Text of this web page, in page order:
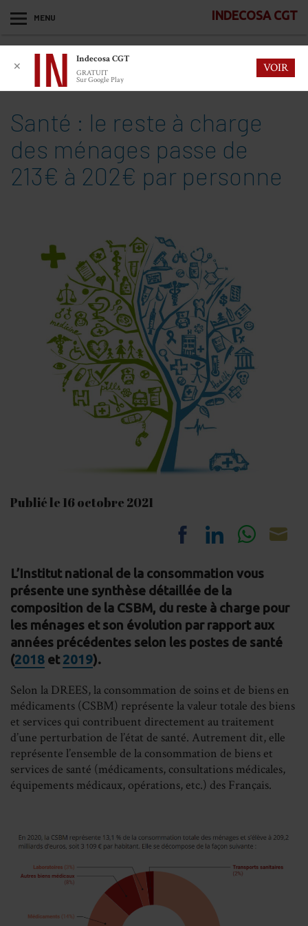
MENU INDECOSA CGT
Santé : le reste à charge
des ménages passe de
213€ à 202€ par personne
Publié le 16 octobre 2021
on
Facebook
on
LinkedIn
on
L’Institut national de la consommation vous
présente une synthèse détaillée de la
composition de la CSBM, du reste à charge pour
les ménages et son évolution par rapport aux
années précédentes selon les postes de santé
(2018 et2019).
Selon la DREES, la consommation de soins et de biens en
médicaments (CSBM) représente la valeur totale des biens
et services qui contribuent directement au traitement
d’une perturbation de l’état de santé. Autrement dit, elle
représente l’ensemble de la consommation de biens et
services de santé (médicaments, consultations médicales,
équipements médicaux, opérations, etc.) des Français.
✕
Indecosa CGT
GRATUIT
Sur Google Play
VOIR